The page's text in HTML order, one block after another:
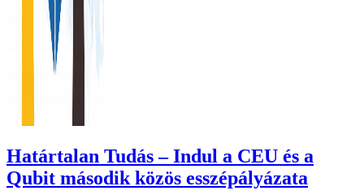
Határtalan Tudás – Indul a CEU és a
Qubit második közös esszépályázata